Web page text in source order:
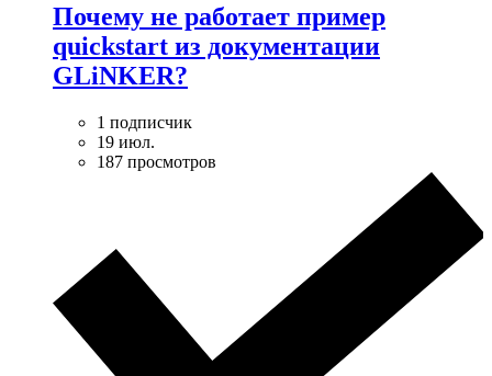
Почему не работает пример
quickstart из документации
GLiNKER?
1 подписчик
19 июл.
187 просмотров